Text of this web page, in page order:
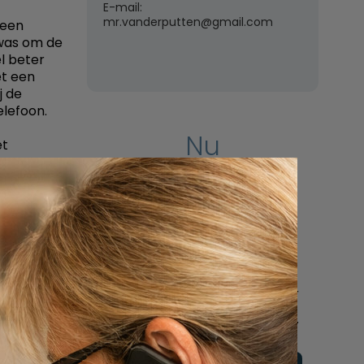
om de
beter
een
de
om
De
idee
bij
E-mail:
mr.vanderputten@gmail.com
Nu
een uitvaart
regelen
Beschrijf uw wensen
online of bel ons
geheel vrijblijvend voor
hulp na een overlijden.